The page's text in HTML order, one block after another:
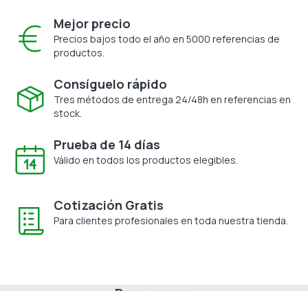
Mejor precio
Precios bajos todo el año en 5000 referencias de
productos.
Consíguelo rápido
Tres métodos de entrega 24/48h en referencias en
stock.
Prueba de 14 días
Válido en todos los productos elegibles.
Cotización Gratis
Para clientes profesionales en toda nuestra tienda.